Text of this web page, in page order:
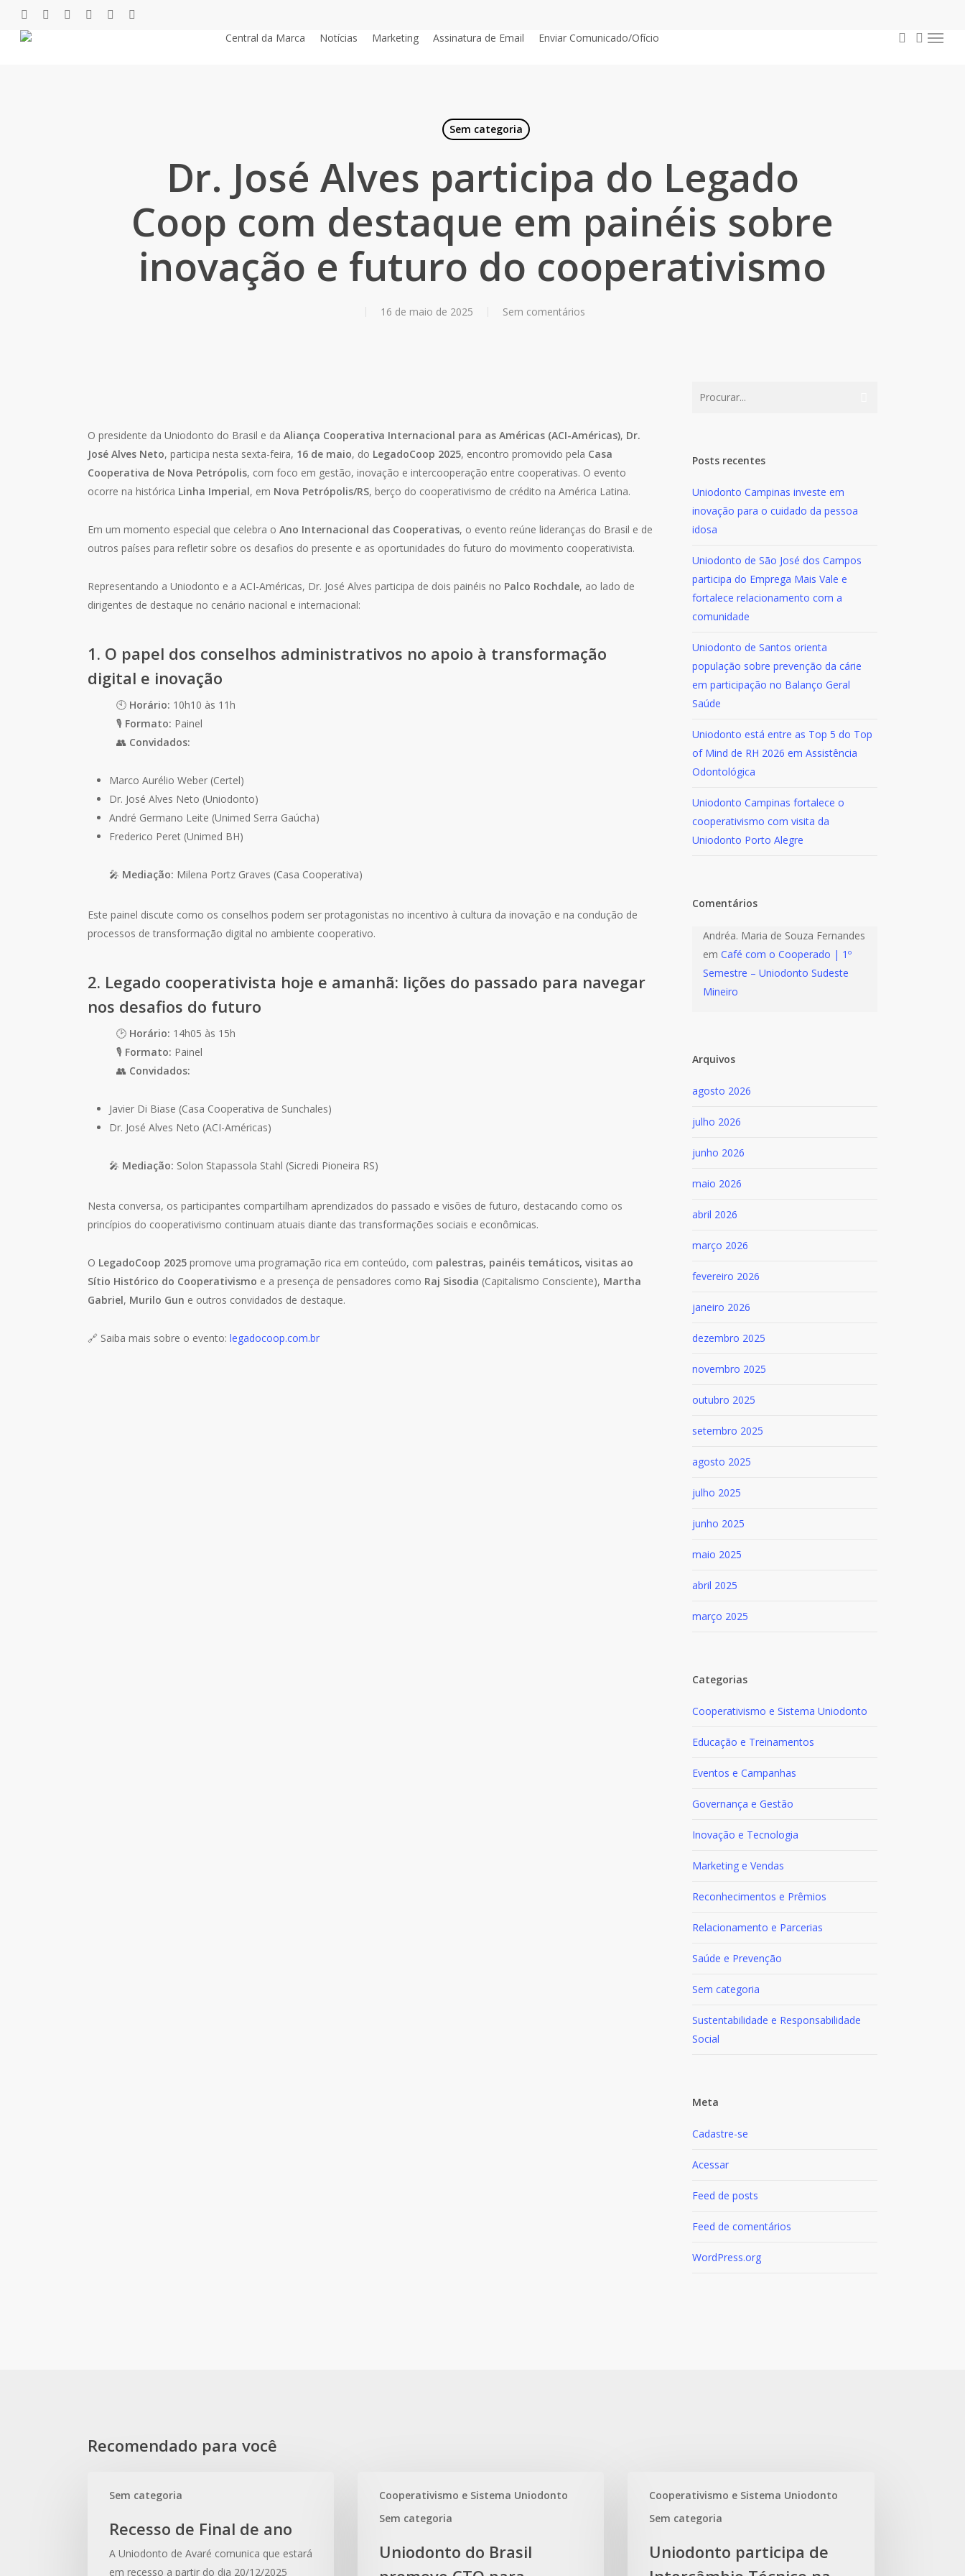
Pular
Central da Marca Notícias Marketing Assinatura de Email Enviar Comunicado/Ofício procurar
conta
Menu
Sem categoria
Dr. José Alves participa do Legado
Coop com destaque em painéis sobre
inovação e futuro do cooperativismo
16 de maio de 2025 Sem comentários
O presidente da Uniodonto do Brasil e da Aliança Cooperativa Internacional para as Américas (ACI-Américas), Dr.
José Alves Neto, participa nesta sexta-feira, 16 de maio, do LegadoCoop 2025, encontro promovido pela Casa
Cooperativa de Nova Petrópolis, com foco em gestão, inovação e intercooperação entre cooperativas. O evento
ocorre na histórica Linha Imperial, em Nova Petrópolis/RS, berço do cooperativismo de crédito na América Latina.
Em um momento especial que celebra o Ano Internacional das Cooperativas, o evento reúne lideranças do Brasil e de
outros países para refletir sobre os desafios do presente e as oportunidades do futuro do movimento cooperativista.
Representando a Uniodonto e a ACI-Américas, Dr. José Alves participa de dois painéis no Palco Rochdale, ao lado de
dirigentes de destaque no cenário nacional e internacional:
1. O papel dos conselhos administrativos no apoio à transformação
digital e inovação
🕙 Horário: 10h10 às 11h
🎙 Formato: Painel
👥 Convidados:
Marco Aurélio Weber (Certel)
Dr. José Alves Neto (Uniodonto)
André Germano Leite (Unimed Serra Gaúcha)
Frederico Peret (Unimed BH)
🎤 Mediação: Milena Portz Graves (Casa Cooperativa)
Este painel discute como os conselhos podem ser protagonistas no incentivo à cultura da inovação e na condução de
processos de transformação digital no ambiente cooperativo.
2. Legado cooperativista hoje e amanhã: lições do passado para navegar
nos desafios do futuro
🕑 Horário: 14h05 às 15h
🎙 Formato: Painel
👥 Convidados:
Javier Di Biase (Casa Cooperativa de Sunchales)
Dr. José Alves Neto (ACI-Américas)
🎤 Mediação: Solon Stapassola Stahl (Sicredi Pioneira RS)
Nesta conversa, os participantes compartilham aprendizados do passado e visões de futuro, destacando como os
princípios do cooperativismo continuam atuais diante das transformações sociais e econômicas.
O LegadoCoop 2025 promove uma programação rica em conteúdo, com palestras, painéis temáticos, visitas ao
Sítio Histórico do Cooperativismo e a presença de pensadores como Raj Sisodia (Capitalismo Consciente), Martha
Gabriel, Murilo Gun e outros convidados de destaque.
🔗 Saiba mais sobre o evento: legadocoop.com.br
Posts recentes
Uniodonto Campinas investe em
inovação para o cuidado da pessoa
idosa
Uniodonto de São José dos Campos
participa do Emprega Mais Vale e
fortalece relacionamento com a
comunidade
Uniodonto de Santos orienta
população sobre prevenção da cárie
em participação no Balanço Geral
Saúde
Uniodonto está entre as Top 5 do Top
of Mind de RH 2026 em Assistência
Odontológica
Uniodonto Campinas fortalece o
cooperativismo com visita da
Uniodonto Porto Alegre
Comentários
Andréa. Maria de Souza Fernandes
em Café com o Cooperado | 1º
Semestre – Uniodonto Sudeste
Mineiro
Arquivos
agosto 2026
julho 2026
junho 2026
maio 2026
abril 2026
março 2026
fevereiro 2026
janeiro 2026
dezembro 2025
novembro 2025
outubro 2025
setembro 2025
agosto 2025
julho 2025
junho 2025
maio 2025
abril 2025
março 2025
Categorias
Cooperativismo e Sistema Uniodonto
Educação e Treinamentos
Eventos e Campanhas
Governança e Gestão
Inovação e Tecnologia
Marketing e Vendas
Reconhecimentos e Prêmios
Relacionamento e Parcerias
Saúde e Prevenção
Sem categoria
Sustentabilidade e Responsabilidade
Social
Meta
Cadastre-se
Acessar
Feed de posts
Feed de comentários
WordPress.org
Recomendado para você
Sem categoria
Recesso de Final de ano
A Uniodonto de Avaré comunica que estará
em recesso a partir do dia 20/12/2025
Cooperativismo e Sistema Uniodonto
Sem categoria
Brasil
Uniodonto do Brasil
Cooperativismo e Sistema Uniodonto
Sem categoria
participa
TécnicoUniodonto participa de